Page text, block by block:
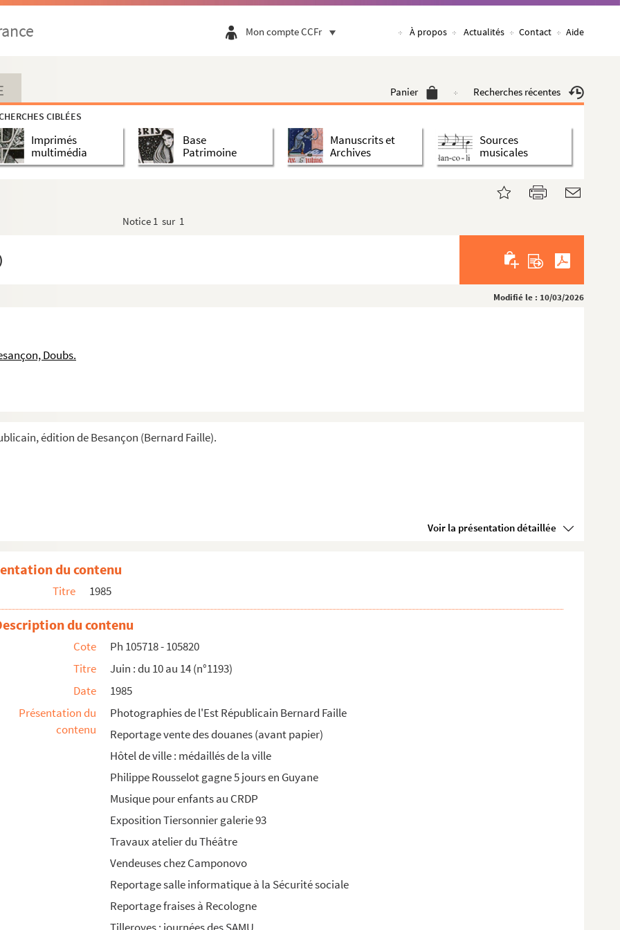
Mon compte CCFr À propos Actualités Contact Aide
Panier Recherches récentes
CIBLÉES
Imprimés
multimédia
Base
Patrimoine
Manuscrits et
Archives
Sources
musicales
Notice 1 sur 1
Modifié le : 10/03/2026
Doubs.
édition de Besançon (Bernard Faille).
Voir la présentation détaillée
du contenu
Titre 1985
du contenu
Cote
Ph 105718 - 105820
Titre
Juin : du 10 au 14 (n°1193)
Date
1985
Présentation du
contenu
Photographies de l'Est Républicain Bernard Faille
Reportage vente des douanes (avant papier)
Hôtel de ville : médaillés de la ville
Philippe Rousselot gagne 5 jours en Guyane
Musique pour enfants au CRDP
Exposition Tiersonnier galerie 93
Travaux atelier du Théâtre
Vendeuses chez Camponovo
Reportage salle informatique à la Sécurité sociale
Reportage fraises à Recologne